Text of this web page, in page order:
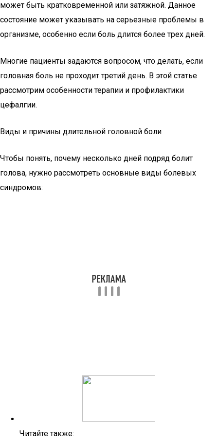
может быть кратковременной или затяжной. Данное
состояние может указывать на серьезные проблемы в
организме, особенно если боль длится более трех дней.
Многие пациенты задаются вопросом, что делать, если
головная боль не проходит третий день. В этой статье
рассмотрим особенности терапии и профилактики
цефалгии.
Виды и причины длительной головной боли
Чтобы понять, почему несколько дней подряд болит
голова, нужно рассмотреть основные виды болевых
синдромов:
Читайте также: